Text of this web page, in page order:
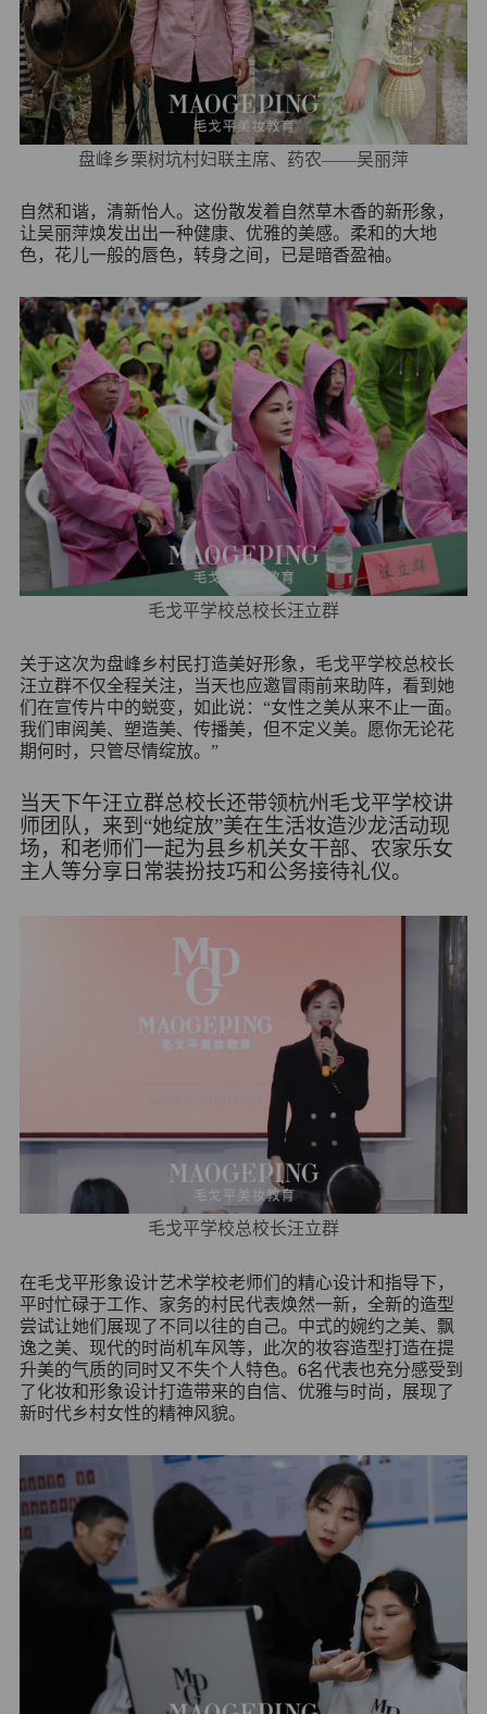
盘峰乡栗树坑村妇联主席、药农——吴丽萍
自然和谐，清新怡人。这份散发着自然草木香的新形象，
让吴丽萍焕发出出一种健康、优雅的美感。柔和的大地
色，花儿一般的唇色，转身之间，已是暗香盈袖。
毛戈平学校总校长汪立群
关于这次为盘峰乡村民打造美好形象，毛戈平学校总校长
汪立群不仅全程关注，当天也应邀冒雨前来助阵，看到她
们在宣传片中的蜕变，如此说：“女性之美从来不止一面。
我们审阅美、塑造美、传播美，但不定义美。愿你无论花
期何时，只管尽情绽放。”
当天下午汪立群总校长还带领杭州毛戈平学校讲
师团队，来到 “她绽放”美在生活妆造沙龙活动现
场， 和老师们一起为县乡机关女干部、农家乐女
主人等分享日常装扮技巧和公务接待礼仪。
毛戈平学校总校长汪立群
在毛戈平形象设计艺术学校老师们的精心设计和指导下，
平时忙碌于工作、家务的村民代表焕然一新，全新的造型
尝试让她们展现了不同以往的自己。中式的婉约之美、飘
逸之美、现代的时尚机车风等，此次的妆容造型打造在提
升美的气质的同时又不失个人特色。 6名代表也充分感受到
了化妆和形象设计打造带来的自信、优雅与时尚，展现了
新时代乡村女性的精神风貌。